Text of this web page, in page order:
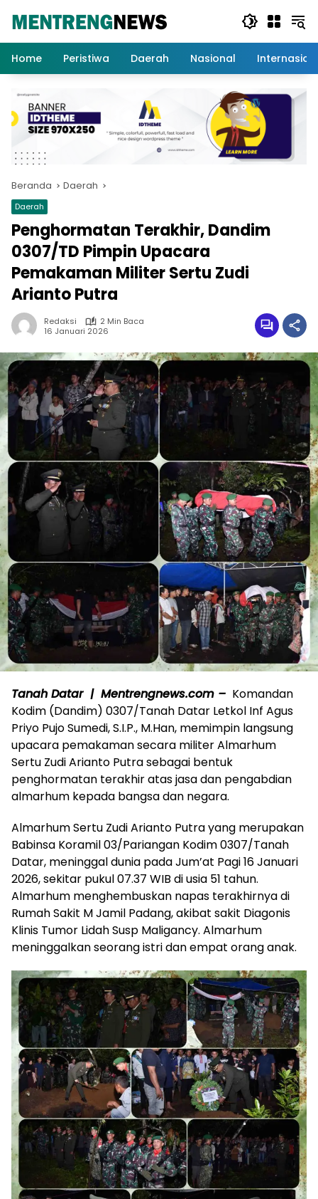
Home
Peristiwa Daerah Nasional
Beranda Daerah
Daerah
Penghormatan Terakhir, Dandim
0307/TD Pimpin Upacara
Pemakaman Militer Sertu Zudi
Arianto Putra
Redaksi
2 Min Baca
16 Januari 2026
Tanah Datar | Mentrengnews.com – Komandan
Kodim (Dandim) 0307/Tanah Datar Letkol Inf Agus
Priyo Pujo Sumedi, S.I.P., M.Han, memimpin langsung
upacara pemakaman secara militer Almarhum
Sertu Zudi Arianto Putra sebagai bentuk
penghormatan terakhir atas jasa dan pengabdian
almarhum kepada bangsa dan negara.
Almarhum Sertu Zudi Arianto Putra yang merupakan
Babinsa Koramil 03/Pariangan Kodim 0307/Tanah
Datar, meninggal dunia pada Jum’at Pagi 16 Januari
2026, sekitar pukul 07.37 WIB di usia 51 tahun.
Almarhum menghembuskan napas terakhirnya di
Rumah Sakit M Jamil Padang, akibat sakit Diagonis
Klinis Tumor Lidah Susp Maligancy. Almarhum
meninggalkan seorang istri dan empat orang anak.